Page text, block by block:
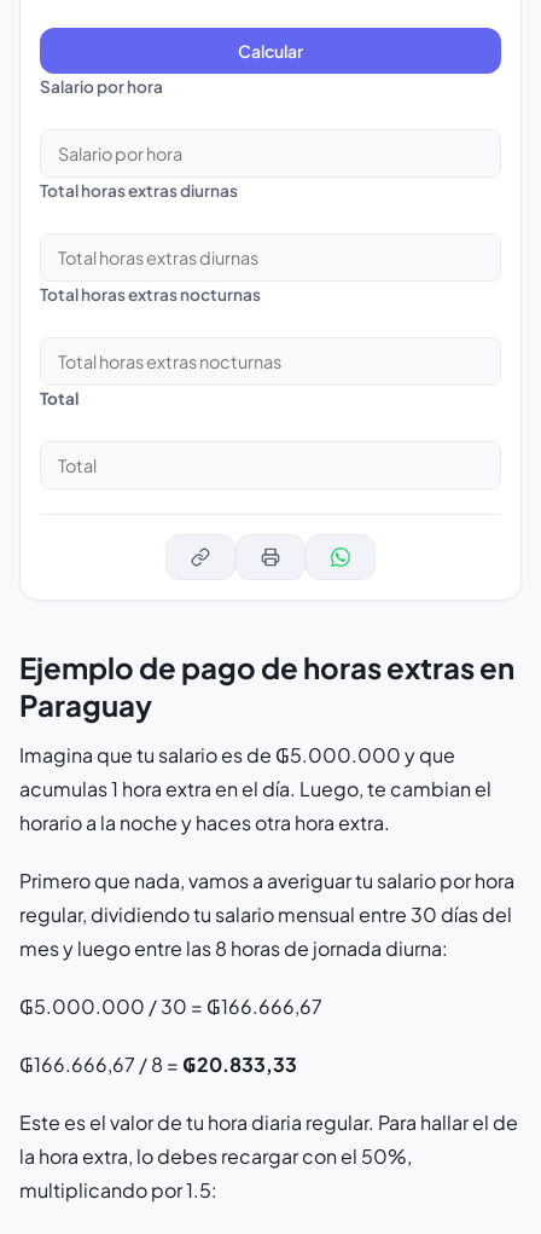
Calcular
Salario por hora
Total horas extras diurnas
Total horas extras nocturnas
Total
Ejemplo de pago de horas extras en
Paraguay
Imagina que tu salario es de ₲5.000.000 y que
acumulas 1 hora extra en el día. Luego, te cambian el
horario a la noche y haces otra hora extra.
Primero que nada, vamos a averiguar tu salario por hora
regular, dividiendo tu salario mensual entre 30 días del
mes y luego entre las 8 horas de jornada diurna:
₲5.000.000 / 30 = ₲166.666,67
₲166.666,67 / 8 = ₲20.833,33
Este es el valor de tu hora diaria regular. Para hallar el de
la hora extra, lo debes recargar con el 50%,
multiplicando por 1.5: